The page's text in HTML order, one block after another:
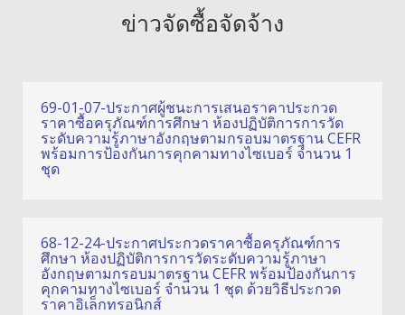
ข่าวจัดซื้อจัดจ้าง
69-01-07-ประกาศผู้ชนะการเสนอราคาประกวด
ราคาซื้อครุภัณฑ์การศึกษา ห้องปฏิบัติการการวัด
ระดับความรู้ภาษาอังกฤษตามกรอบมาตรฐาน CEFR
พร้อมการป้องกันการคุกคามทางไซเบอร์ จำนวน 1
ชุด
68-12-24-ประกาศประกวดราคาซื้อครุภัณฑ์การ
ศึกษา ห้องปฏิบัติการการวัดระดับความรู้ภาษา
อังกฤษตามกรอบมาตรฐาน CEFR พร้อมป้องกันการ
คุกคามทางไซเบอร์ จำนวน 1 ชุด ด้วยวิธีประกวด
ราคาอิเล็กทรอนิกส์